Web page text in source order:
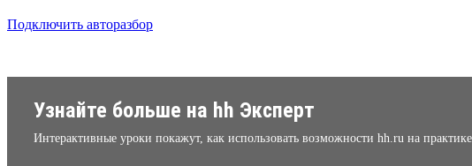
Подключить авторазбор
Узнайте больше на hh Эксперт
Интерактивные уроки покажут, как использовать возможности hh.ru на практике